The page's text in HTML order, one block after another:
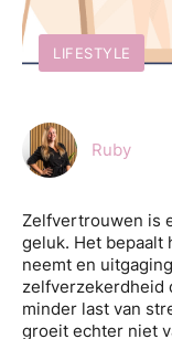
LIFESTYLE
Ruby
Zelfvertrouwen is
geluk. Het
neemt en
zelfverzekerdheid
minder last van
groeit echter niet